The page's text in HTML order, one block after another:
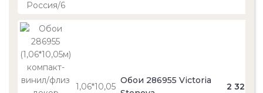
1,06*10,05
Обои 286955 Victoria
2 320